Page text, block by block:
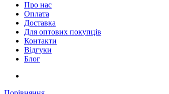
Про нас
Оплата
Доставка
Для оптових покупців
Контакти
Відгуки
Блог